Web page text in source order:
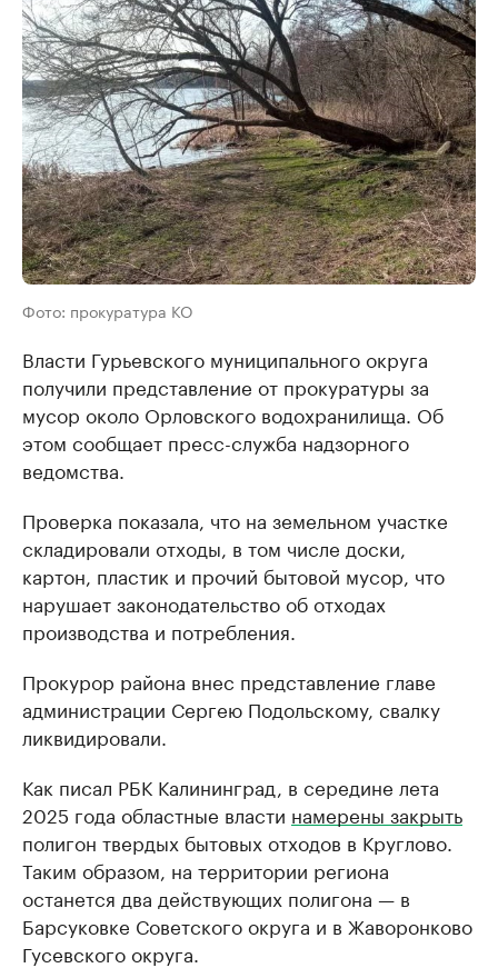
Фото: прокуратура КО
Власти Гурьевского муниципального округа
получили представление от прокуратуры за
мусор около Орловского водохранилища. Об
этом сообщает пресс-служба надзорного
ведомства.
Проверка показала, что на земельном участке
складировали отходы, в том числе доски,
картон, пластик и прочий бытовой мусор, что
нарушает законодательство об отходах
производства и потребления.
Прокурор района внес представление главе
администрации Сергею Подольскому, свалку
ликвидировали.
Как писал РБК Калининград, в середине лета
2025 года областные власти намерены закрыть
полигон твердых бытовых отходов в Круглово.
Таким образом, на территории региона
останется два действующих полигона — в
Барсуковке Советского округа и в Жаворонково
Гусевского округа.